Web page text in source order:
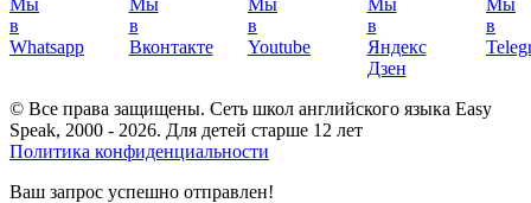
© Все права защищены. Сеть школ английского языка Easy
Speak, 2000 - 2026. Для детей старше 12 лет
Политика конфиденциальности
Ваш запрос успешно отправлен!